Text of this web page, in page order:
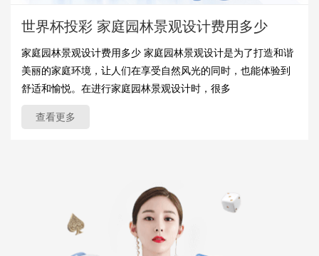
世界杯投彩 家庭园林景观设计费用多少
家庭园林景观设计费用多少 家庭园林景观设计是为了打造和谐
美丽的家庭环境，让人们在享受自然风光的同时，也能体验到
舒适和愉悦。在进行家庭园林景观设计时，很多
查看更多